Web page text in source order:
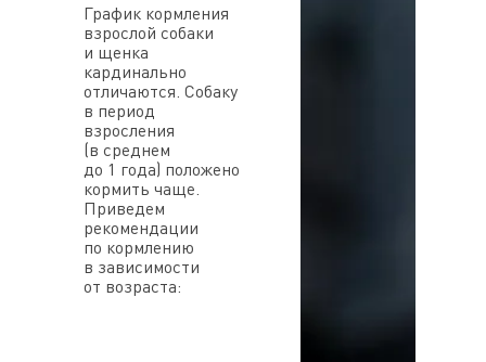
График кормления
взрослой собаки
и щенка
кардинально
отличаются. Собаку
в период
взросления
(в среднем
до 1 года) положено
кормить чаще.
Приведем
рекомендации
по кормлению
в зависимости
от возраста: